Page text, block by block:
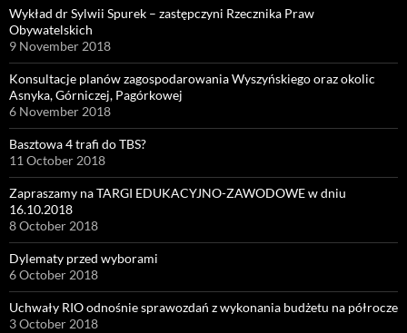
Wykład dr Sylwii Spurek – zastępczyni Rzecznika Praw
Obywatelskich
9 November 2018
Konsultacje planów zagospodarowania Wyszyńskiego oraz okolic
Asnyka, Górniczej, Pagórkowej
6 November 2018
Basztowa 4 trafi do TBS?
11 October 2018
Zapraszamy na TARGI EDUKACYJNO-ZAWODOWE w dniu
16.10.2018
8 October 2018
Dylematy przed wyborami
6 October 2018
Uchwały RIO odnośnie sprawozdań z wykonania budżetu na półrocze
3 October 2018